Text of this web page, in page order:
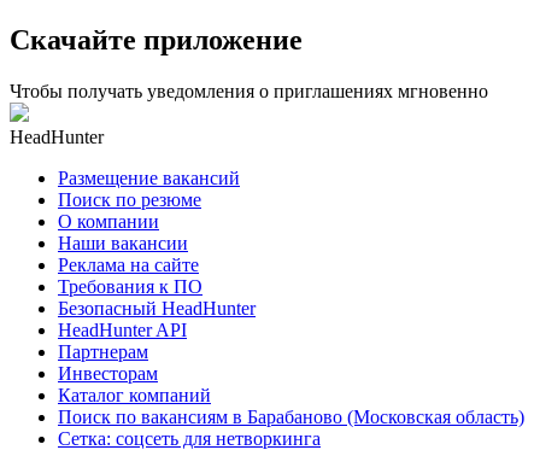
Скачайте приложение
Чтобы получать уведомления о приглашениях мгновенно
HeadHunter
Размещение вакансий
Поиск по резюме
О компании
Наши вакансии
Реклама на сайте
Требования к ПО
Безопасный HeadHunter
HeadHunter API
Партнерам
Инвесторам
Каталог компаний
Поиск по вакансиям в Барабаново (Московская область)
Сетка: соцсеть для нетворкинга